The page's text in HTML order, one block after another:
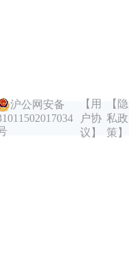
沪公网安备
【用
户协
议】
【隐
私政
策】